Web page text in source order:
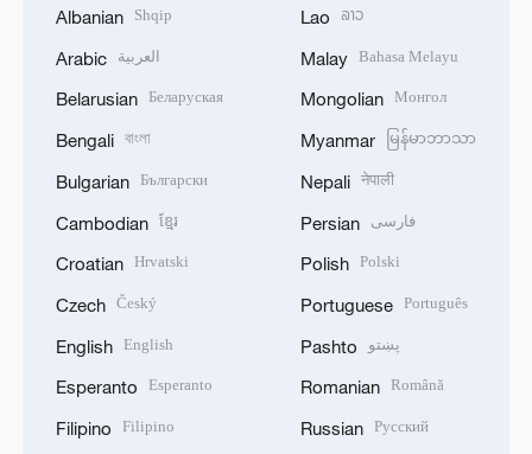
Albanian Shqip
Arabic العربية
Belarusian Беларуская
Bengali বাংলা
Bulgarian Български
Cambodian ខ្មែរ
Croatian Hrvatski
Czech Český
English English
Esperanto Esperanto
Filipino Filipino
Lao ລາວ
Malay Bahasa Melayu
Mongolian Монгол
Myanmar မြန်မာဘာသာ
Nepali नेपाली
Persian فارسی
Polish Polski
Portuguese Português
Pashto پښتو
Romanian Română
Russian Русский